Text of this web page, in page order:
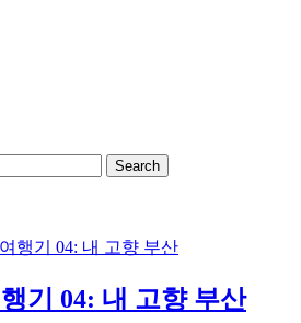
기 04: 내 고향 부산